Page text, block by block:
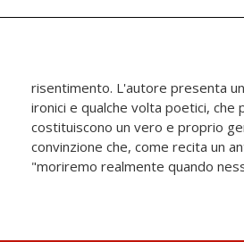
"moriremo realmente quando